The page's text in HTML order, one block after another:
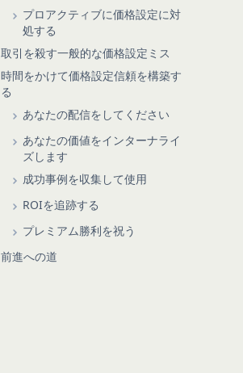
プロアクティブに価格設定に対
処する
取引を殺す一般的な価格設定ミス
時間をかけて価格設定信頼を構築す
る
あなたの配信をしてください
あなたの価値をインターナライ
ズします
成功事例を収集して使用
ROIを追跡する
プレミアム勝利を祝う
前進への道